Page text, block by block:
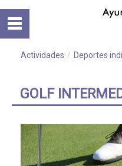
Normativa
Actividades / Deportes
GOLF